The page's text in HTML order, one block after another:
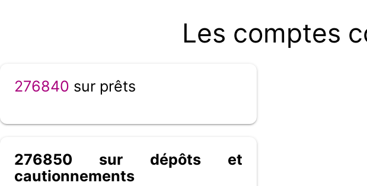
Les comptes
276840 sur prêts
276850 sur dépôts et
cautionnements